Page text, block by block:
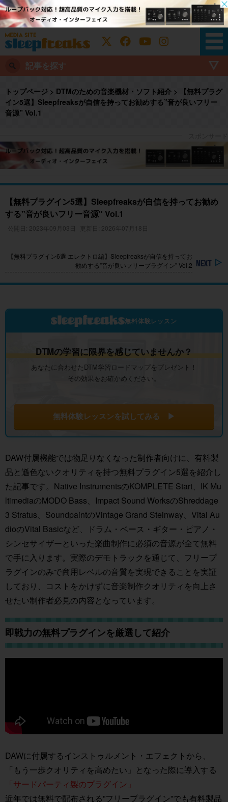
記事を探す
トップページ > DTMのための音楽機材・ソフト紹介 >
【無料プラグ
イン5選】Sleepfreaksが自信を持ってお勧めする”音が良いフリー
音源” Vol.1
【無料プラグイン5選】Sleepfreaksが自信を持ってお勧め
する"音が良いフリー音源" Vol.1
公開日: 2023年09月03日 更新日: 2026年07月18日
【無料プラグイン6選 エレクトロ編】Sleepfreaksが自信を持ってお
勧めする”音が良いフリープラグイン” Vol.2
無料体験レッスン
DTMの学習に限界を感じていませんか？
あなたに合わせたDTM学習ロードマップをプレゼント！
その効果をお確かめください。
無料体験レッスンを試してみる ▶
DAW付属機能では物足りなくなった制作者向けに、有料製
品と遜色ないクオリティを持つ無料プラグイン5選を紹介し
た記事です。Native InstrumentsのKOMPLETE Start、IK Mu
ltimediaのMODO Bass、Impact Sound WorksのShreddage
3 Stratus、SoundpaintのVintage Grand Steinway、Vital Au
dioのVital Basicなど、ドラム・ベース・ギター・ピアノ・
シンセサイザーといった楽曲制作に必須の音源が全て無料
で手に入ります。実際のデモトラックを通じて、フリープ
ラグインのみで商用レベルの音質を実現できることを実証
しており、コストをかけずに音楽制作クオリティを向上さ
せたい制作者必見の内容となっています。
即戦力の無料プラグインを厳選して紹介
DAWに付属するインストゥルメント・エフェクトから、
「もう一歩クオリティを高めたい」となった際に導入する
「サードパーティ製のプラグイン」
近年では無料で配布される”フリープラグイン”でも有料製品